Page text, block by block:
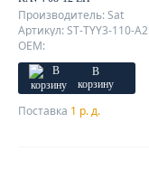
Производитель: Sat
Артикул: ST-TYY3-110-A2
OEM:
В
корзину
Поставка 1 р. д.